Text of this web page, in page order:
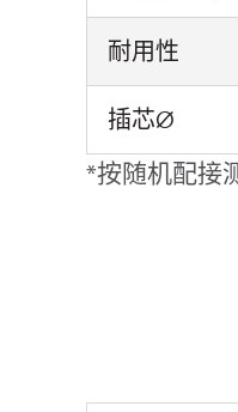
耐用性
插芯Ø
*按随机配接